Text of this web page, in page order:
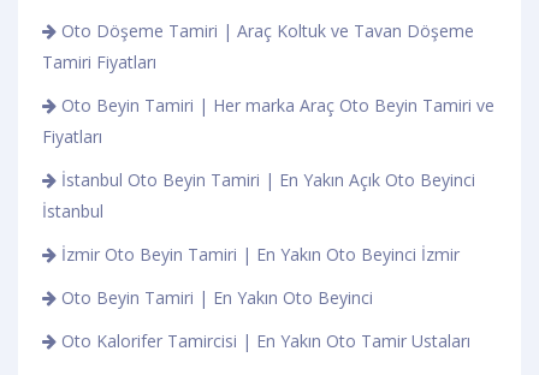
Oto Döşeme Tamiri | Araç Koltuk ve Tavan Döşeme
Tamiri Fiyatları
Oto Beyin Tamiri | Her marka Araç Oto Beyin Tamiri ve
Fiyatları
İstanbul Oto Beyin Tamiri | En Yakın Açık Oto Beyinci
İstanbul
İzmir Oto Beyin Tamiri | En Yakın Oto Beyinci İzmir
Oto Beyin Tamiri | En Yakın Oto Beyinci
Oto Kalorifer Tamircisi | En Yakın Oto Tamir Ustaları